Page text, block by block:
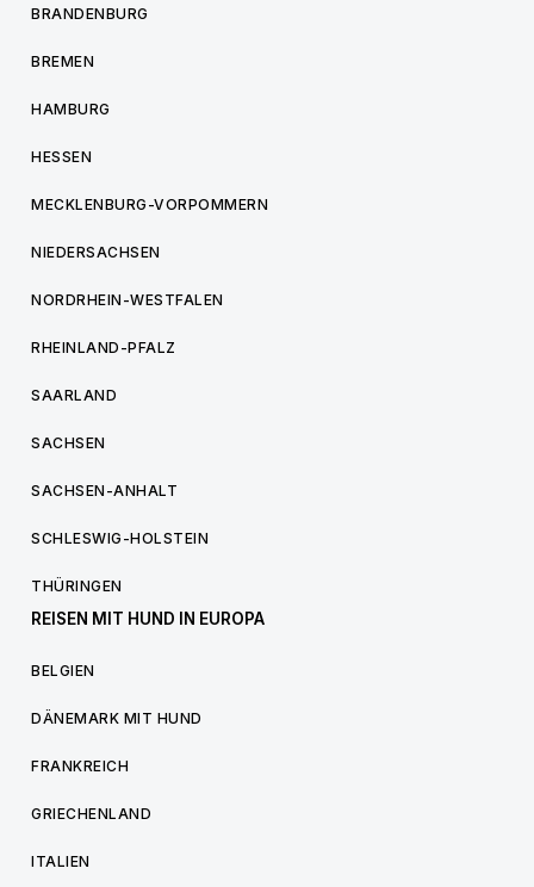
BRANDENBURG
BREMEN
HAMBURG
HESSEN
MECKLENBURG-VORPOMMERN
NIEDERSACHSEN
NORDRHEIN-WESTFALEN
RHEINLAND-PFALZ
SAARLAND
SACHSEN
SACHSEN-ANHALT
SCHLESWIG-HOLSTEIN
THÜRINGEN
REISEN MIT HUND IN EUROPA
BELGIEN
DÄNEMARK MIT HUND
FRANKREICH
GRIECHENLAND
ITALIEN